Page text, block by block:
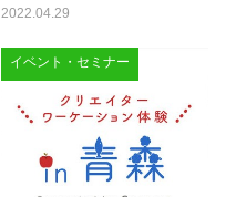
2022.04.29
イベント・セミナー